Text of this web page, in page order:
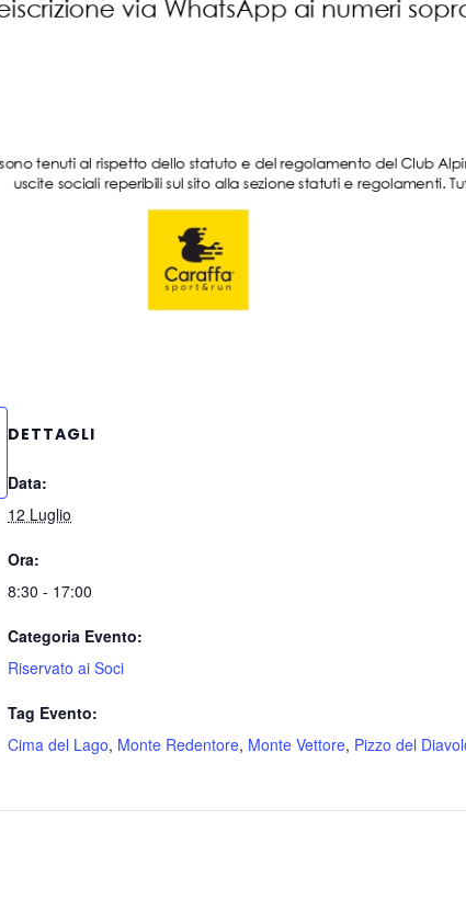
DETTAGLI
Data:
12 Luglio
Ora:
8:30 - 17:00
Categoria Evento:
Riservato ai Soci
Tag Evento:
Cima del Lago, Monte Redentore, Monte Vettore, Pizzo del